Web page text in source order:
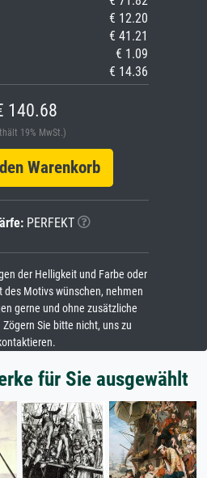
€ 12.20
€ 41.21
€ 1.09
€ 14.36
140.68
19% MwSt.)
Warenkorb
PERFEKT
der Helligkeit und Farbe oder
des Motivs wünschen, nehmen
gerne und ohne zusätzliche
Zögern Sie bitte nicht, uns zu
für Sie ausgewählt